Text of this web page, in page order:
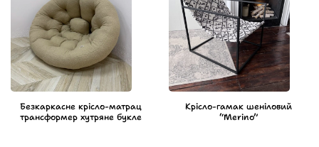
Безкаркасне крісло-матрац
трансформер хутряне букле
Крісло-гамак шеніловий
“Merino”